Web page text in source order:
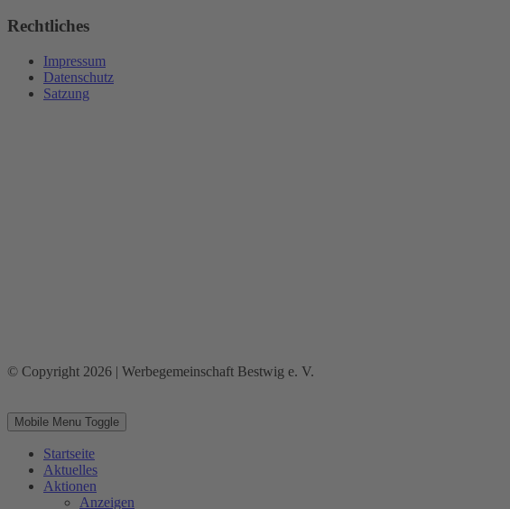
Rechtliches
Impressum
Datenschutz
Satzung
© Copyright 2026 | Werbegemeinschaft Bestwig e. V.
Mobile Menu Toggle
Startseite
Aktuelles
Aktionen
Anzeigen